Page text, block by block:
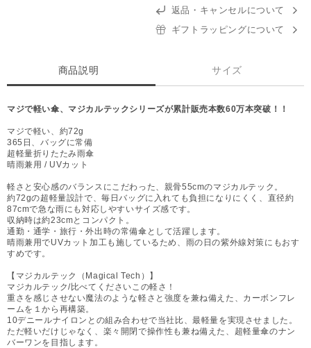
返品・キャンセルについて
ギフトラッピングについて
商品説明 サイズ
マジで軽い傘、マジカルテックシリーズが累計販売本数60万本突破！！
マジで軽い、約72g
365日、バッグに常備
超軽量折りたたみ雨傘
晴雨兼用 / UVカット
軽さと安心感のバランスにこだわった、親骨55cmのマジカルテック。
約72gの超軽量設計で、毎日バッグに入れても負担になりにくく、直径約
87cmで急な雨にも対応しやすいサイズ感です。
収納時は約23cmとコンパクト。
通勤・通学・旅行・外出時の常備傘として活躍します。
晴雨兼用でUVカット加工も施しているため、雨の日の紫外線対策にもおす
すめです。
【マジカルテック（Magical Tech）】
マジカルテック/比べてくださいこの軽さ！
重さを感じさせない魔法のような軽さと強度を兼ね備えた、カーボンフレ
ームを１から再構築。
10デニールナイロンとの組み合わせで当社比、最軽量を実現させました。
ただ軽いだけじゃなく、楽々開閉で操作性も兼ね備えた、超軽量傘のナン
バーワンを目指します。